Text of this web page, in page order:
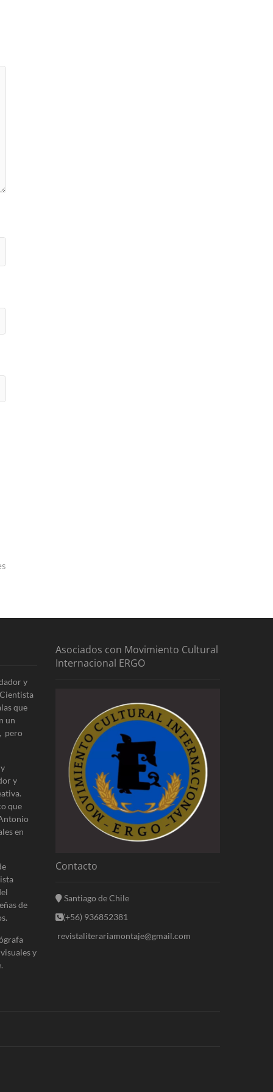
y
que
un
pero
y
que
en
de
y
Asociados con Movimiento Cultural
Internacional ERGO
Contacto
Santiago de Chile
(+56) 936852381
revistaliterariamontaje@gmail.com